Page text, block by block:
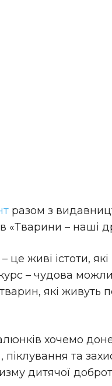
разом з
«Тварини – наші
це живі істоти,
– чудова
які живуть
хочемо
та
дитячої